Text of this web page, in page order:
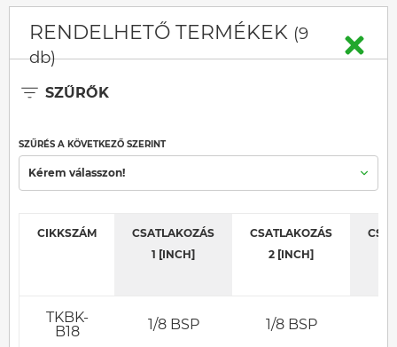
RENDELHETŐ TERMÉKEK (9
db)
SZŰRŐK
SZŰRÉS A KÖVETKEZŐ SZERINT
Kérem válasszon!
CIKKSZÁM
CSATLAKOZÁS
1 [INCH]
CSATLAKOZÁS
2 [INCH]
TKBK-
B18
1/8 BSP 1/8 BSP